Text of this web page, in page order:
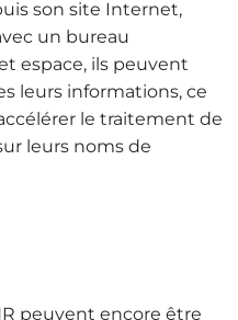
son site Internet,
un bureau
espace, ils peuvent
leurs informations, ce
le traitement de
leurs noms de
peuvent encore être